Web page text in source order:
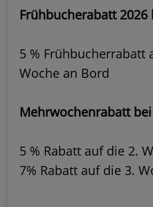
Frühbucherabatt
5 % Frühbucherrabatt
Woche an Bord
Mehrwochenrabatt
5 % Rabatt auf die 2.
7% Rabatt auf die 3.